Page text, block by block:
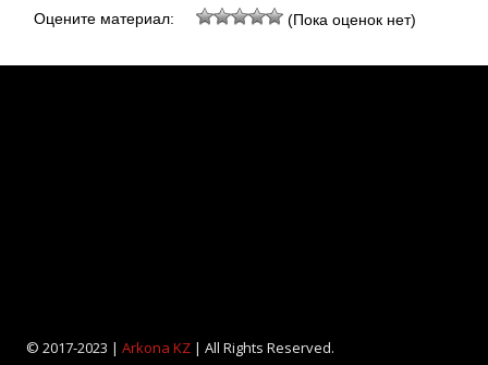
Оцените материал: (Пока оценок нет)
© 2017-2023 | Arkona KZ| All Rights Reserved.